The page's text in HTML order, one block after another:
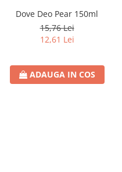
Dove Deo Pear 150ml
15,76 Lei
12,61 Lei
ADAUGA IN COS